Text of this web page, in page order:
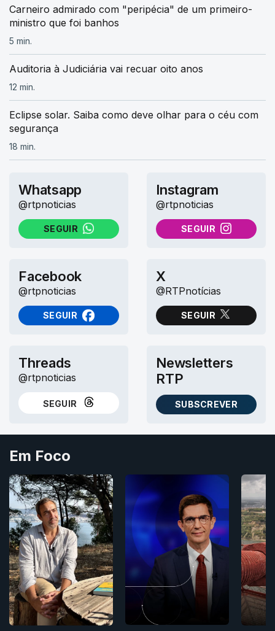
Carneiro admirado com "peripécia" de um primeiro-
ministro que foi banhos
5 min.
Auditoria à Judiciária vai recuar oito anos
12 min.
Eclipse solar. Saiba como deve olhar para o céu com
segurança
18 min.
Whatsapp
@rtpnoticias
SEGUIR
NO WHATSAPP
Instagram
@rtpnoticias
SEGUIR
NO INSTAGRAM
Facebook
@rtpnoticias
SEGUIR
NO FACEBOOK
X
@RTPnotícias
SEGUIR
NO X (TWITTER)
Threads
@rtpnoticias
SEGUIR
NO THREADS
Newsletters
RTP
SUBSCREVER
AS NEWSLETTERS RTP
Em Foco